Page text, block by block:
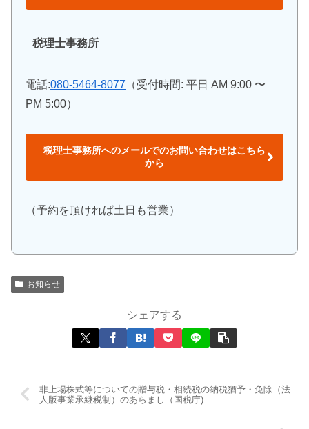
税理士事務所
電話:080-5464-8077 （受付時間: 平日 AM 9:00 〜
PM 5:00）
税理士事務所へのメールでのお問い合わせはこちら
から
（予約を頂ければ土日も営業）
お知らせ
シェアする
非上場株式等についての贈与税・相続税の納税猶予・免除（法
人版事業承継税制）のあらまし（国税庁)